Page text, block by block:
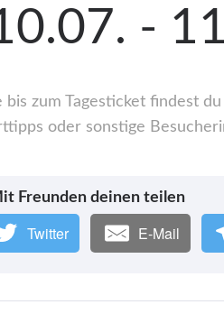
-
zum Tagesticket findest
oder sonstige
Freunden deinen teilen
Twitter E-Mail